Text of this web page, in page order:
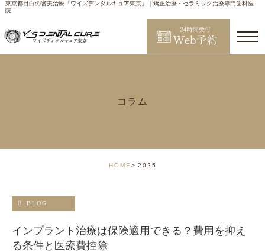
東京都目白の審美治療「ワイズデンタルキュア東京」｜矯正治療・セラミック治療専門歯科医
院
コラム
HOME 2025
BLOG
インプラント治療は保険適用できる？費用を抑え
る条件と医療費控除